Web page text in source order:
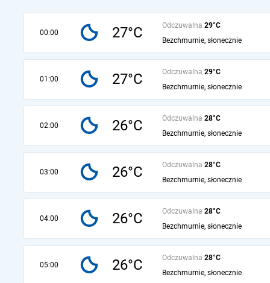
00:00 27°C Odczuwalna 29°C
Bezchmurnie, słonecznie
01:00 27°C Odczuwalna 29°C
Bezchmurnie, słonecznie
02:00 26°C Odczuwalna 28°C
Bezchmurnie, słonecznie
03:00 26°C Odczuwalna 28°C
Bezchmurnie, słonecznie
04:00 26°C Odczuwalna 28°C
Bezchmurnie, słonecznie
05:00 26°C Odczuwalna 28°C
Bezchmurnie, słonecznie